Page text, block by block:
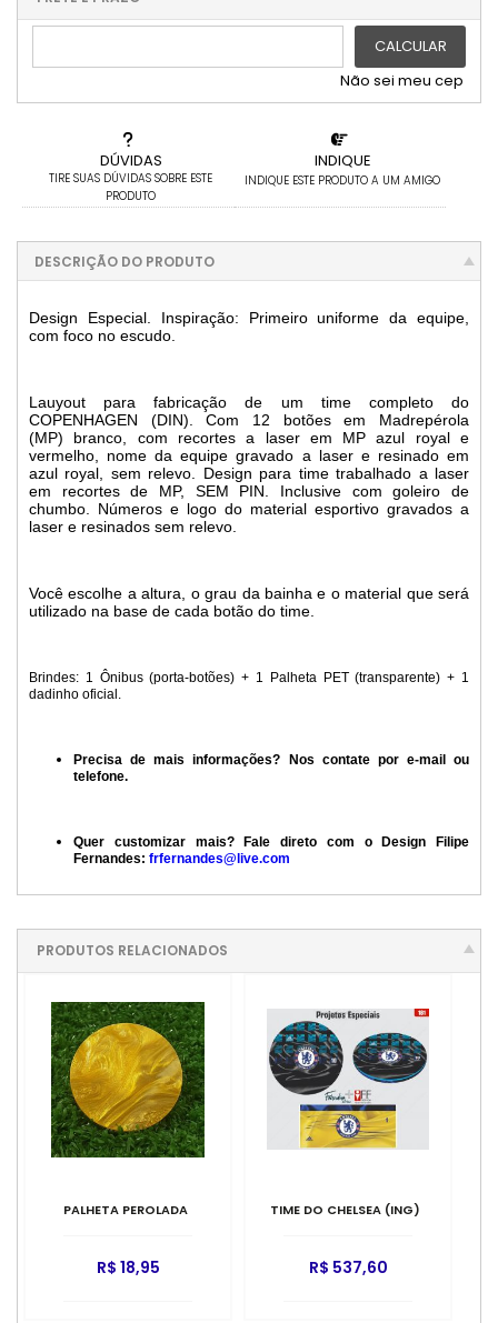
DÚVIDAS
TIRE SUAS DÚVIDAS SOBRE ESTE
PRODUTO
INDIQUE
INDIQUE ESTE PRODUTO A UM AMIGO
5x com juros de R$ 111,83
.
.
CALCULAR
Não sei meu cep
DESCRIÇÃO DO PRODUTO
Design Especial. Inspiração: Primeiro uniforme da equipe,
com foco no escudo.
Lauyout para fabricação de um time completo do
COPENHAGEN (DIN).Com 12 botões em Madrepérola
(MP) branco, com recortes a laser em MP azul royal e
vermelho, nome da equipe gravado a laser e resinado em
azul royal, sem relevo. Design para time trabalhado a laser
em recortes de MP, SEM PIN. Inclusive com goleiro de
chumbo. Números e logo do material esportivo gravados a
laser e resinados sem relevo.
Você escolhe a altura, o grau da bainha e o material que será
utilizado na base de cada botão do time.
Brindes: 1 Ônibus (porta-botões) + 1 Palheta PET (transparente) + 1
dadinho oficial.
Precisa de mais informações? Nos contate por e-mail ou
telefone.
Quer customizar mais? Fale direto com o Design Filipe
Fernandes: frfernandes@live.com
PRODUTOS RELACIONADOS
PALHETA PEROLADA
R$ 18,95
TIME DO CHELSEA (ING)
R$ 537,60